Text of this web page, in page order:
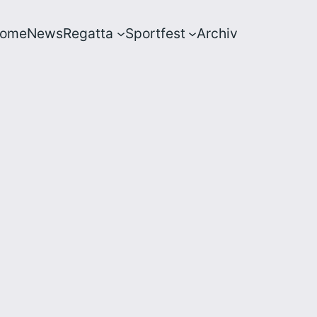
NewsRegatta Sportfest Archiv